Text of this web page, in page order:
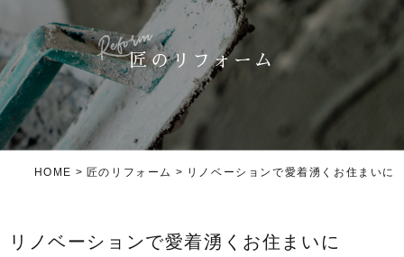
匠のリフォーム
Reform
HOME 匠のリフォーム リノベーションで愛着湧くお住まいに
リノベーションで愛着湧くお住まいに